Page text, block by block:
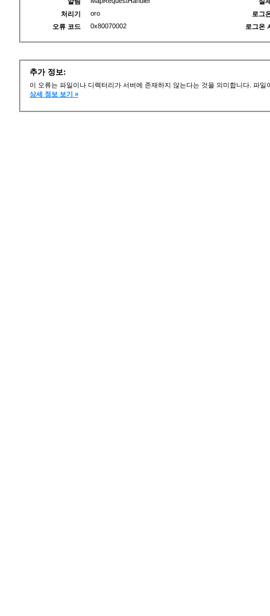
처리기
oro
오류 코드
0x80070002
로그
로그온
추가 정보:
이 오류는 파일이나 디렉터리가 서버에 존재하지 않는다는 것을 의미합니다. 파
상세 정보 보기 »